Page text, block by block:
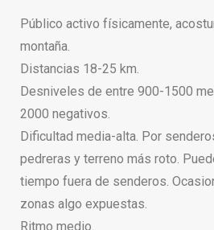
Público activo físicamente,
montaña.
Distancias 18-25 km.
Desniveles de entre 900-1500
2000 negativos.
Dificultad media-alta. Por
pedreras y terreno más roto.
tiempo fuera de senderos.
zonas algo expuestas.
Ritmo medio.